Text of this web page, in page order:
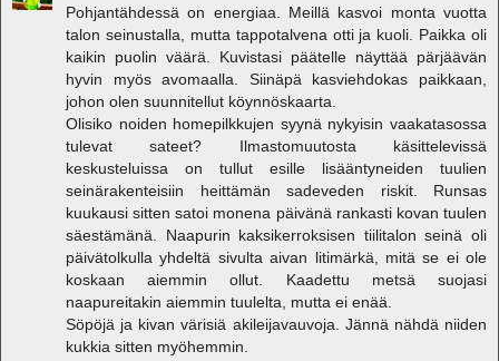
Pohjantähdessä on energiaa. Meillä kasvoi monta vuotta
talon seinustalla, mutta tappotalvena otti ja kuoli. Paikka oli
kaikin puolin väärä. Kuvistasi päätelle näyttää pärjäävän
hyvin myös avomaalla. Siinäpä kasviehdokas paikkaan,
johon olen suunnitellut köynnöskaarta.
Olisiko noiden homepilkkujen syynä nykyisin vaakatasossa
tulevat sateet? Ilmastomuutosta käsittelevissä
keskusteluissa on tullut esille lisääntyneiden tuulien
seinärakenteisiin heittämän sadeveden riskit. Runsas
kuukausi sitten satoi monena päivänä rankasti kovan tuulen
säestämänä. Naapurin kaksikerroksisen tiilitalon seinä oli
päivätolkulla yhdeltä sivulta aivan litimärkä, mitä se ei ole
koskaan aiemmin ollut. Kaadettu metsä suojasi
naapureitakin aiemmin tuulelta, mutta ei enää.
Söpöjä ja kivan värisiä akileijavauvoja. Jännä nähdä niiden
kukkia sitten myöhemmin.